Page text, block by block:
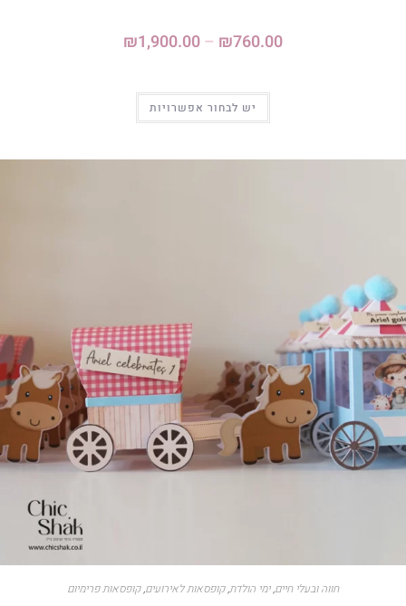
₪760.00
–
₪1,900.00
יש לבחור אפשרויות
חווה ובעלי חיים,ימי הולדת,קופסאות לאירועים,קופסאות פרימיום